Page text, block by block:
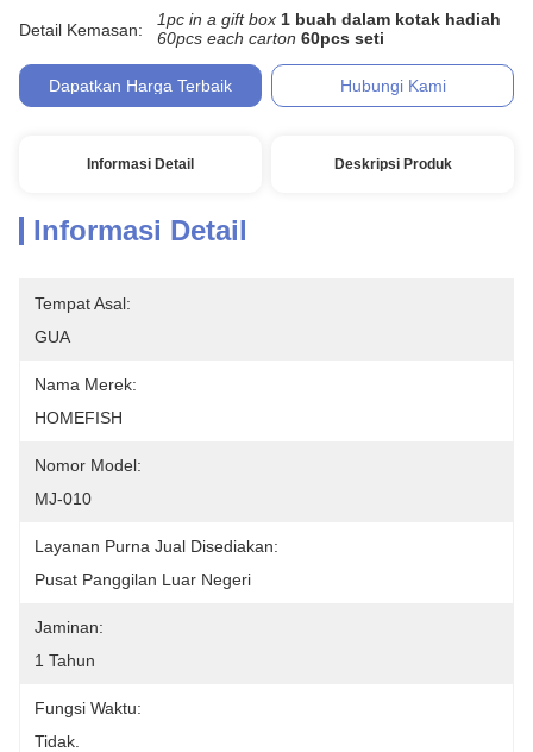
Detail Kemasan:
1pc in a gift box 1 buah dalam kotak hadiah
60pcs each carton 60pcs seti
Dapatkan Harga Terbaik Hubungi Kami
Informasi Detail Deskripsi Produk
Informasi Detail
Tempat Asal:
GUA
Nama Merek:
HOMEFISH
Nomor Model:
MJ-010
Layanan Purna Jual Disediakan:
Pusat Panggilan Luar Negeri
Jaminan:
1 Tahun
Fungsi Waktu:
Tidak.